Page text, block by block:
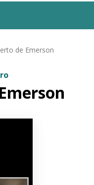
de Emerson